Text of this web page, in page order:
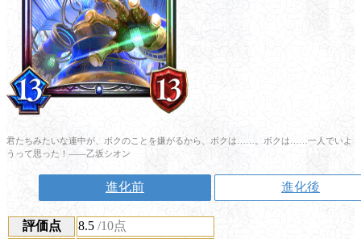
君たちみたいな連中が、ボクのことを嫌がるから、ボクは……。ボクは……一人でいよ
うって思った！――乙坂シオン
進化前 進化後
評価点 8.5 /10点